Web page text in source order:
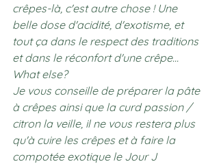
crêpes-là, c'est autre chose ! Une
belle dose d'acidité, d'exotisme, et
tout ça dans le respect des traditions
et dans le réconfort d'une crêpe...
What else?
Je vous conseille de préparer la pâte
à crêpes ainsi que la curd passion /
citron la veille, il ne vous restera plus
qu'à cuire les crêpes et à faire la
compotée exotique le Jour J